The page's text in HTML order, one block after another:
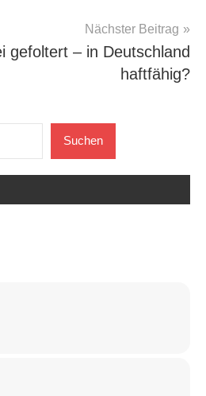
Nächster Beitrag
gefoltert – in Deutschland
haftfähig?
Suchen